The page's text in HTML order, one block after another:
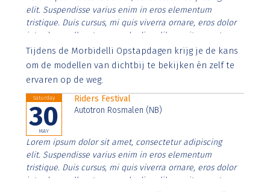
elit. Suspendisse varius enim in eros elementum
tristique. Duis cursus, mi quis viverra ornare, eros dolor
interdum nulla, ut commodo diam libero vitae erat.
Aenean faucibus nibh et justo cursus id rutrum lorem
imperdiet. Nunc ut sem vitae risus tristique posuere.
Tijdens de Morbidelli Opstapdagen krijg je de kans
om de modellen van dichtbij te bekijken én zelf te
ervaren op de weg.
Saturday
30
MAY
Riders Festival
Autotron Rosmalen (NB)
Lorem ipsum dolor sit amet, consectetur adipiscing
elit. Suspendisse varius enim in eros elementum
tristique. Duis cursus, mi quis viverra ornare, eros dolor
interdum nulla, ut commodo diam libero vitae erat.